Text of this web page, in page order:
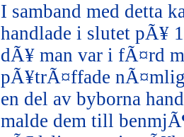
I samband med detta
handlade i slutet pÃ¥
dÃ¥ man var i fÃ¤rd
pÃ¥trÃ¤ffade
en del av byborna
malde dem till